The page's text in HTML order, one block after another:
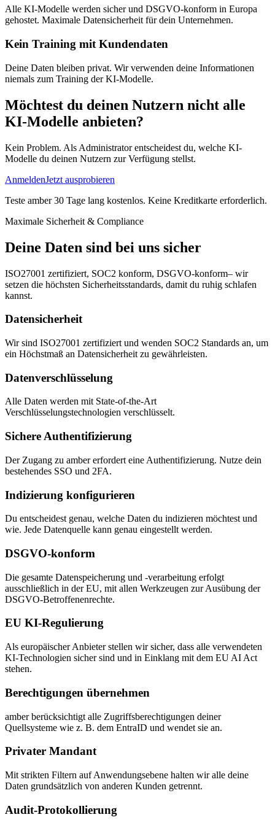
Alle KI-Modelle werden sicher und DSGVO-konform in Europa
gehostet. Maximale Datensicherheit für dein Unternehmen.
Kein Training mit Kundendaten
Deine Daten bleiben privat. Wir verwenden deine Informationen
niemals zum Training der KI-Modelle.
Möchtest du deinen Nutzern nicht alle
KI-Modelle anbieten?
Kein Problem. Als Administrator entscheidest du, welche KI-
Modelle du deinen Nutzern zur Verfügung stellst.
AnmeldenJetzt ausprobieren
Teste amber 30 Tage lang kostenlos. Keine Kreditkarte erforderlich.
Maximale Sicherheit & Compliance
Deine Daten sind bei uns sicher
ISO27001 zertifiziert, SOC2 konform, DSGVO-konform– wir
setzen die höchsten Sicherheitsstandards, damit du ruhig schlafen
kannst.
Datensicherheit
Wir sind ISO27001 zertifiziert und wenden SOC2 Standards an, um
ein Höchstmaß an Datensicherheit zu gewährleisten.
Datenverschlüsselung
Alle Daten werden mit State-of-the-Art
Verschlüsselungstechnologien verschlüsselt.
Sichere Authentifizierung
Der Zugang zu amber erfordert eine Authentifizierung. Nutze dein
bestehendes SSO und 2FA.
Indizierung konfigurieren
Du entscheidest genau, welche Daten du indizieren möchtest und
wie. Jede Datenquelle kann genau eingestellt werden.
DSGVO-konform
Die gesamte Datenspeicherung und -verarbeitung erfolgt
ausschließlich in der EU, mit allen Werkzeugen zur Ausübung der
DSGVO-Betroffenenrechte.
EU KI-Regulierung
Als europäischer Anbieter stellen wir sicher, dass alle verwendeten
KI-Technologien sicher sind und in Einklang mit dem EU AI Act
stehen.
Berechtigungen übernehmen
amber berücksichtigt alle Zugriffsberechtigungen deiner
Quellsysteme wie z. B. dem EntraID und wendet sie an.
Privater Mandant
Mit strikten Filtern auf Anwendungsebene halten wir alle deine
Daten grundsätzlich von anderen Kunden getrennt.
Audit-Protokollierung